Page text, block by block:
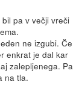
pa v večji vreči
ne izgubi. Če
enkrat je dal kar
zalepljenega. Pa
na tla.